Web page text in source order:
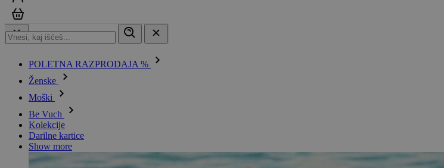
POLETNA RAZPRODAJA %
Ženske
Moški
Be Vuch
Kolekcije
Darilne kartice
Show more